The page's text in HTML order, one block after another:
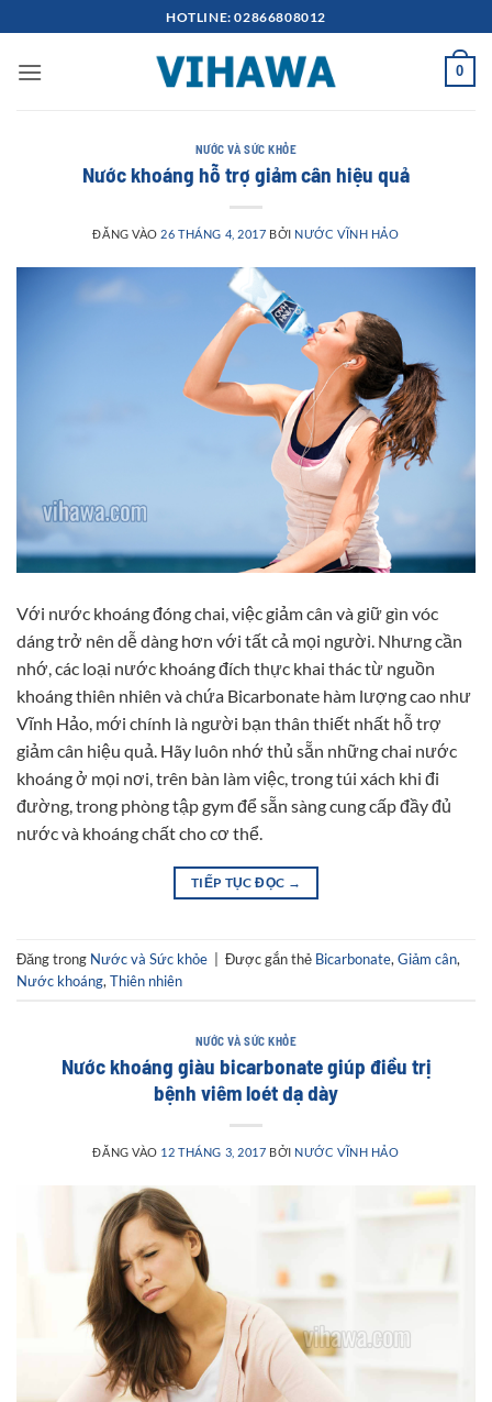
qua
nội
HOTLINE: 02866808012
0
NƯỚC VÀ SỨC KHỎE
Nước khoáng hỗ trợ giảm cân hiệu quả
ĐĂNG VÀO 26 THÁNG 4, 2017 BỞI NƯỚC VĨNH HẢO
Với nước khoáng đóng chai, việc giảm cân và giữ gìn vóc
dáng trở nên dễ dàng hơn với tất cả mọi người. Nhưng cần
nhớ, các loại nước khoáng đích thực khai thác từ nguồn
khoáng thiên nhiên và chứa Bicarbonate hàm lượng cao như
Vĩnh Hảo, mới chính là người bạn thân thiết nhất hỗ trợ
giảm cân hiệu quả. Hãy luôn nhớ thủ sẵn những chai nước
khoáng ở mọi nơi, trên bàn làm việc, trong túi xách khi đi
đường, trong phòng tập gym để sẵn sàng cung cấp đầy đủ
nước và khoáng chất cho cơ thể.
TIẾP TỤC ĐỌC →
Đăng trong Nước và Sức khỏe Được gắn thẻ Bicarbonate, Giảm cân,
Nước khoáng, Thiên nhiên
NƯỚC VÀ SỨC KHỎE
Nước khoáng giàu bicarbonate giúp điều trị
bệnh viêm loét dạ dày
ĐĂNG VÀO 12 THÁNG 3, 2017 BỞI NƯỚC VĨNH HẢO